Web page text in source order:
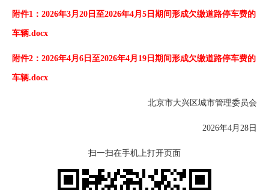
附件1：2026年3月20日至2026年4月5日期间形成欠缴道路停车费的
车辆.docx
附件2：2026年4月6日至2026年4月19日期间形成欠缴道路停车费的
车辆.docx
北京市大兴区城市管理委员会
2026年4月28日
扫一扫在手机上打开页面